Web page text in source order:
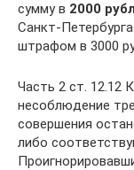
сумму в 2000
Санкт-
штрафом в 3000
Часть 2 ст. 12.12
несоблюдение
совершения
либо